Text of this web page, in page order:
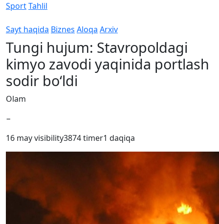
SportTahlil
Sayt haqida Biznes Aloqa Arxiv
Tungi hujum: Stavropoldagi
kimyo zavodi yaqinida portlash
sodir bo‘ldi
Olam
−
16 mayvisibility3874timer1 daqiqa